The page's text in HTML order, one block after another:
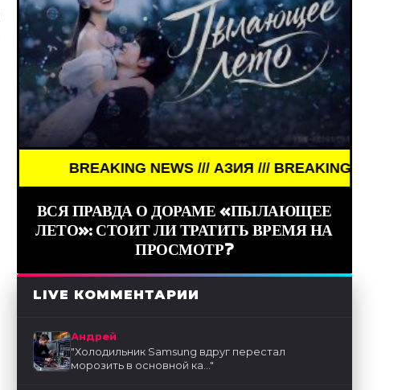
BREAKING NEWS /// АЗИЯ /// BREAKING NEWS /// АЗИЯ
ВСЯ ПРАВДА О ДОРАМЕ «ПЫЛАЮЩЕЕ
ЛЕТО»: СТОИТ ЛИ ТРАТИТЬ ВРЕМЯ НА
ПРОСМОТР?
LIVE КОММЕНТАРИИ
Андрей
"Холодильник Samsung вдруг перестал
морозить в основной ка..."